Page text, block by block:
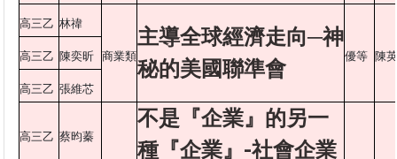
高三乙 林禕
商業類
主導全球經濟走向─神
秘的美國聯準會
優等 陳
高三乙 陳奕昕
高三乙 張維芯
高三乙 蔡昀蓁
不是『企業』的另一
種『企業』-社會企業